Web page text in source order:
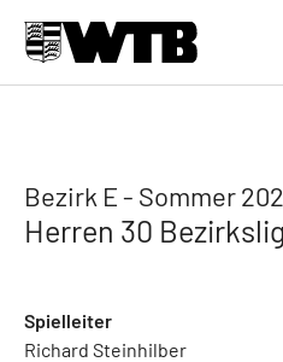
Bezirk E - Sommer
Herren 30
Spielleiter
Richard Steinhilber